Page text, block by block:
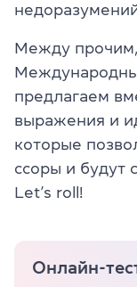
Между
предлагаем
выражения и
которые
ссоры и будут
Let’s roll!
Онлайн-